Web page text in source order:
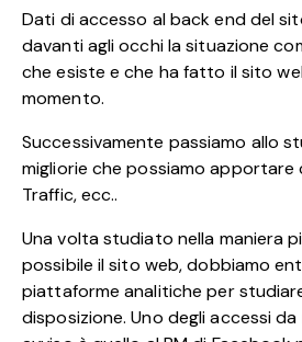
Dati di accesso al back end del
davanti agli occhi la situazione
che esiste e che ha fatto il sito
momento.
Successivamente passiamo allo
migliorie che possiamo apportare
Traffic, ecc..
Una volta studiato nella maniera
possibile il sito web, dobbiamo
piattaforme analitiche per
disposizione. Uno degli accessi